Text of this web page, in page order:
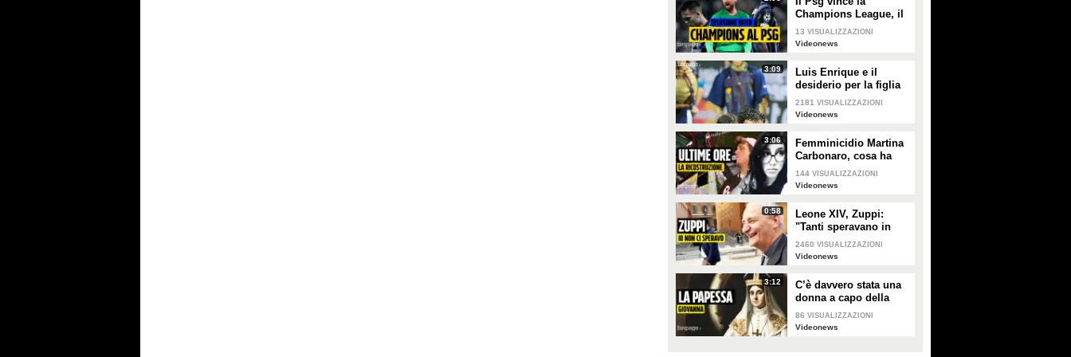
Champions League, il
sogno dell'Inter si
infrange a Monaco di
13 VISUALIZZAZIONI
Videonews
3:09
Luis Enrique e il
desiderio per la figlia
Xana nel giorno della
finale di Champions tra
2181 VISUALIZZAZIONI
Videonews
3:06
Femminicidio Martina
Carbonaro, cosa ha
fatto Alessio Tucci
dopo averla uccisa [LA
144 VISUALIZZAZIONI
Videonews
0:58
Leone XIV, Zuppi:
"Tanti speravano in
me? Io mai, prima
deve vincere lo
2460 VISUALIZZAZIONI
Videonews
3:12
C’è davvero stata una
donna a capo della
Chiesa cattolica? La
leggenda della
86 VISUALIZZAZIONI
Videonews